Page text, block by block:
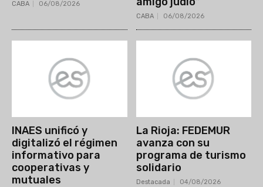
CABA 06/08/2026
CABA 06/08/2026
INAES unificó y
digitalizó el régimen
informativo para
cooperativas y
mutuales
La Rioja: FEDEMUR
avanza con su
programa de turismo
solidario
Destacada 04/08/2026